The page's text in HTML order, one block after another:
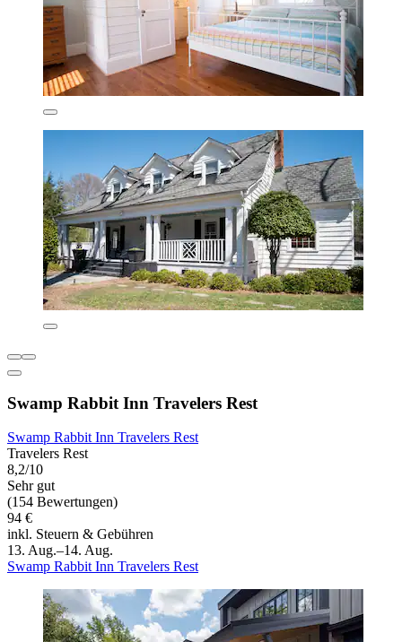
Swamp Rabbit Inn Travelers Rest
Swamp Rabbit Inn Travelers Rest
Travelers Rest
8,2/10
Sehr gut
(154 Bewertungen)
94 €
inkl. Steuern & Gebühren
13. Aug.–14. Aug.
Swamp Rabbit Inn Travelers Rest